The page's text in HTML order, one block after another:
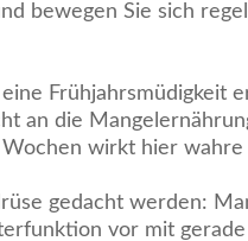
bewegen Sie sich
Frühjahrsmüdigkeit
an die
wirkt hier wahre
gedacht werden:
vor mit